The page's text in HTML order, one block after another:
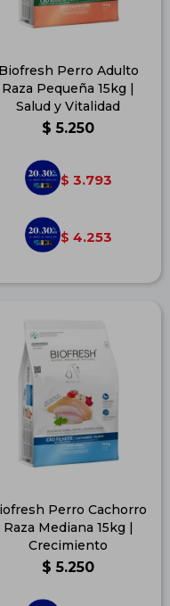
Biofresh Perro Adulto
Raza Pequeña 15kg |
Salud y Vitalidad
$ 5.250
$ 3.793
$ 4.253
Perro Cachorro
Raza Mediana 15kg |
Crecimiento
$ 5.250